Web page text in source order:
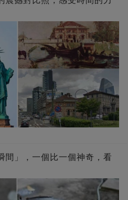
間」，一個比一個神奇，看